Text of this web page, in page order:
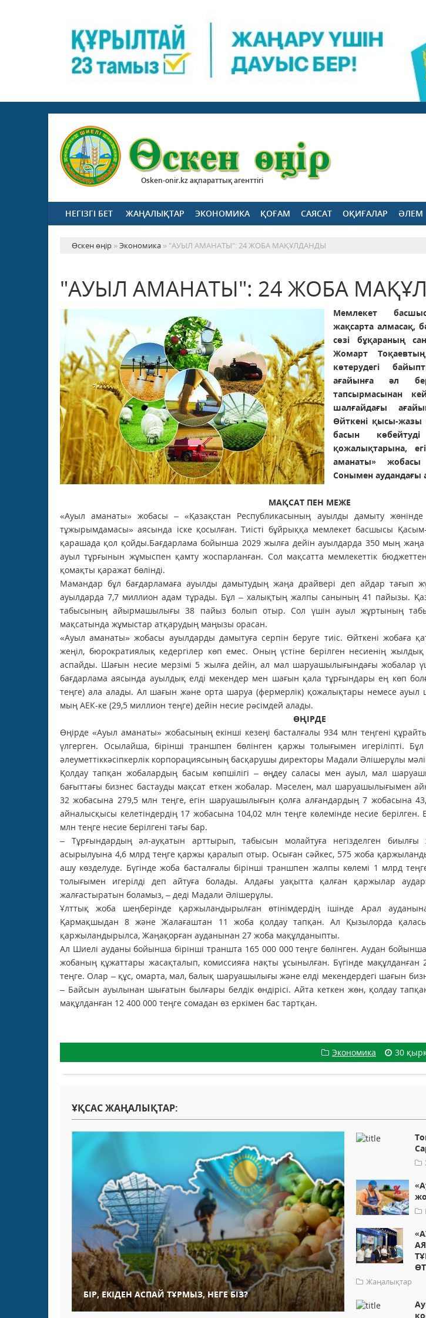
Osken-onir.kz ақпараттық агенттігі
НЕГІЗГІ БЕТ ЖАҢАЛЫҚТАР ЭКОНОМИКА ҚОҒАМ САЯСАТ ОҚИҒАЛАР ӘЛЕМ
Өскен өңір »Экономика » "АУЫЛ АМАНАТЫ": 24 ЖОБА МАҚҰЛДАНДЫ
"АУЫЛ АМАНАТЫ": 24 ЖОБА
Мемлекет
жақсарта алмасақ,
сөзі бұқараның
Жомарт
көтерудегі
ағайынға әл
тапсырмасынан
шалғайдағы
Өйткені қысы-жазы
басын
қожалықтарына,
аманаты»
Сонымен аудандағы
МАҚСАТ ПЕН МЕЖЕ
«Ауыл аманаты» жобасы – «Қазақстан Республикасының ауылды дамыту жөнінде
тұжырымдамасы» аясында іске қосылған. Тиісті бұйрыққа мемлекет басшысы
қарашада қол қойды.Бағдарлама бойынша 2029 жылға дейін ауылдарда 350 мың
ауыл тұрғынын жұмыспен қамту жоспарланған. Сол мақсатта мемлекеттік
қомақты қаражат бөлінді.
Мамандар бұл бағдарламаға ауылды дамытудың жаңа драйвері деп айдар тағып
ауылдарда 7,7 миллион адам тұрады. Бұл – халықтың жалпы санының 41 пайызы.
табысының айырмашылығы 38 пайыз болып отыр. Сол үшін ауыл жұртының
мақсатында жұмыстар атқарудың маңызы орасан.
«Ауыл аманаты» жобасы ауылдарды дамытуға серпін беруге тиіс. Өйткені жобаға
жеңіл, бюрократиялық кедергілер көп емес. Оның үстіне берілген несиенің
аспайды. Шағын несие мерзімі 5 жылға дейін, ал мал шаруашылығындағы жобалар
бағдарлама аясында ауылдық елді мекендер мен шағын қала тұрғындары ең көп
теңге) ала алады. Ал шағын жəне орта шаруа (фермерлік) қожалықтары немесе ауыл
мың АЕК-ке (29,5 миллион теңге) дейін несие рəсімдей алады.
ӨҢІРДЕ
Өңірде «Ауыл аманаты» жобасының екінші кезеңі басталғалы 934 млн теңгені
үлгерген. Осылайша, бірінші траншпен бөлінген қаржы толығымен игеріліпті.
әлеуметтіккәсіпкерлік корпорациясының басқарушы директоры Мадали Әлішерұлы
Қолдау тапқан жобалардың басым көпшілігі – өңдеу саласы мен ауыл, мал
бағыттағы бизнес бастауды мақсат еткен жобалар. Мәселен, мал шаруашылығымен
32 жобасына 279,5 млн теңге, егін шаруашылығын қолға алғандардың 7 жобасына
айналысқысы келетіндердің 17 жобасына 104,02 млн теңге көлемінде несие берілген.
млн теңге несие берілгені тағы бар.
– Тұрғындардың әл-ауқатын арттырып, табысын молайтуға негізделген
асырылуына 4,6 млрд теңге қаржы қаралып отыр. Осыған сәйкес, 575 жоба
ашу көзделуде. Бүгінде жоба басталғалы бірінші траншпен жалпы көлемі 1 млрд
толығымен игерілді деп айтуға болады. Алдағы уақытта қалған қаржылар
жалғастыратын боламыз, – деді Мадали Әлішерұлы.
Ұлттық жоба шеңберінде қаржыландырылған өтінімдердің ішінде Арал
Қармақшыдан 8 және Жалағаштан 11 жоба қолдау тапқан. Ал Қызылорда
қаржыландырылса, Жаңақорған ауданынан 27 жоба мақұлданыпты.
Ал Шиелі ауданы бойынша бірінші траншта 165 000 000 теңге бөлінген. Аудан
жобаның құжаттары жасақталып, комиссияға нақты ұсынылған. Бүгінде
теңге. Олар – құс, омарта, мал, балық шаруашылығы және елді мекендердегі шағын
– Байсын ауылынан шығатын былғары белдік өндірісі. Айта кеткен жөн, қолдау
мақұлданған 12 400 000 теңге сомадан өз еркімен бас тартқан.
Экономика
30
ҰҚСАС ЖАҢАЛЫҚТАР:
БІР, ЕКІДЕН АСПАЙ ТҰРМЫЗ, НЕГЕ БІЗ?
Жаңалықтар